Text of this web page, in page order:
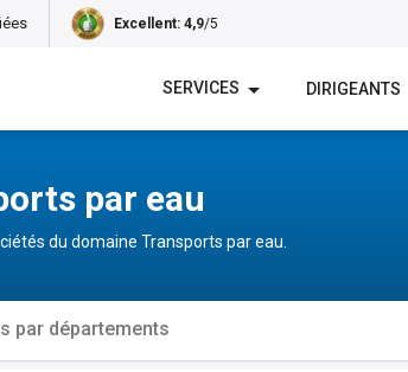
Excellent: 4,9/5
SERVICES DIRIGEANTS
par eau
du domaine Transports par eau.
par départements